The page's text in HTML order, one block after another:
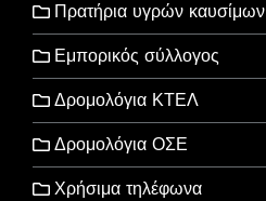
Πρατήρια υγρών καυσίμων
Εμπορικός σύλλογος
Δρομολόγια ΚΤΕΛ
Δρομολόγια ΟΣΕ
Χρήσιμα τηλέφωνα